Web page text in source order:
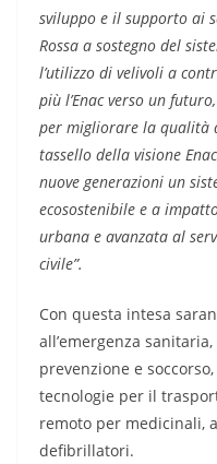
sviluppo e il supporto ai
Rossa a sostegno del
l’utilizzo di velivoli a
più l’Enac verso un
per migliorare la qualità
tassello della visione
nuove generazioni un
ecosostenibile e a
urbana e avanzata al
civile”.
Con questa intesa
all’emergenza
prevenzione e
tecnologie per il
remoto per medicinali,
defibrillatori.